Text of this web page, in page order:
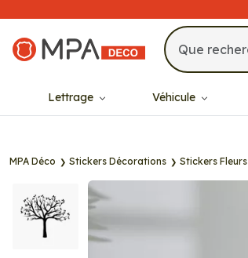
MPA Déco
Lettrage Véhicule
MPA Déco Stickers Décorations Stickers Fleurs